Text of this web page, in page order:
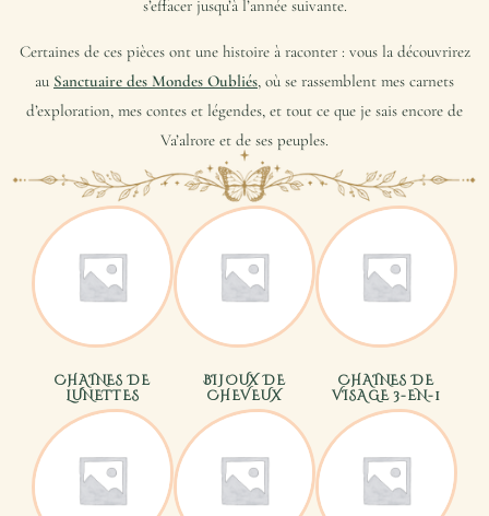
s’effacer jusqu’à l’année suivante.
Certaines de ces pièces ont une histoire à raconter : vous la découvrirez
au Sanctuaire des Mondes Oubliés, où se rassemblent mes carnets
d’exploration, mes contes et légendes, et tout ce que je sais encore de
Va’alrore et de ses peuples.
CHAINES DE
LUNETTES
BIJOUX DE
CHEVEUX
CHAINES DE
VISAGE 3-EN-1